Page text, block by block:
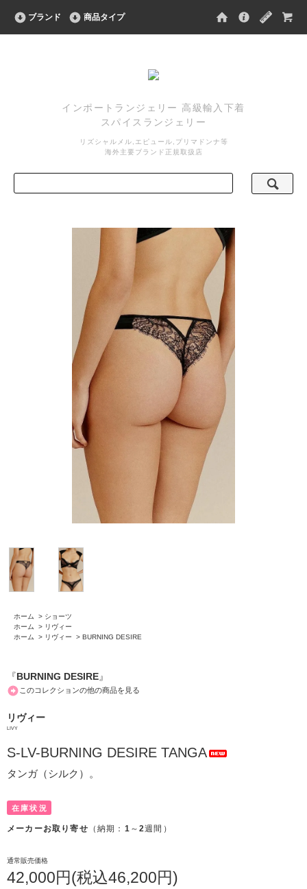
ブランド 商品タイプ
インポートランジェリー 高級輸入下着
スパイスランジェリー
リズシャルメル,エピュール,プリマドンナ等
海外主要ブランド正規取扱店
ホーム > ショーツ
ホーム
> リヴィー
ホーム
> リヴィー > BURNING DESIRE
『BURNING DESIRE』
このコレクションの他の商品を見る
リヴィー
LIVY
S-LV-BURNING DESIRE TANGA
タンガ（シルク）。
在庫状況
メーカーお取り寄せ （納期： 1 ～2週間）
通常販売価格
42,000円(税込46,200円)